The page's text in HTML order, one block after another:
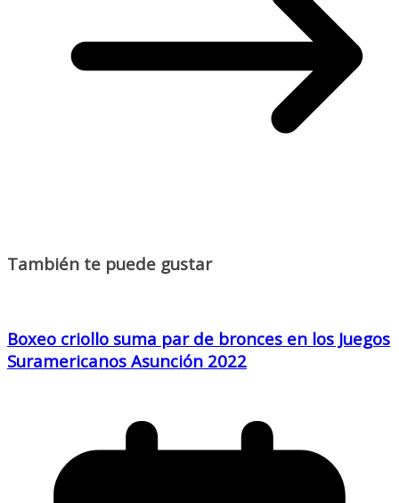
También te puede gustar
Boxeo criollo suma par de bronces en los Juegos
Suramericanos Asunción 2022